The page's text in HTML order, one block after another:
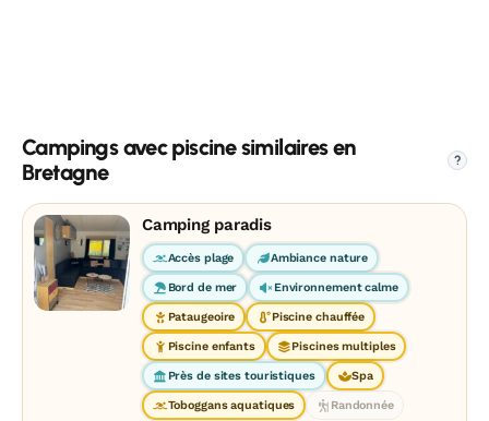
Campings avec piscine similaires en
Bretagne
?
Camping paradis
Accès plage Ambiance nature
Bord de mer Environnement calme
Pataugeoire Piscine chauffée
Piscine enfants Piscines multiples
Près de sites touristiques Spa
Toboggans aquatiques Randonnée